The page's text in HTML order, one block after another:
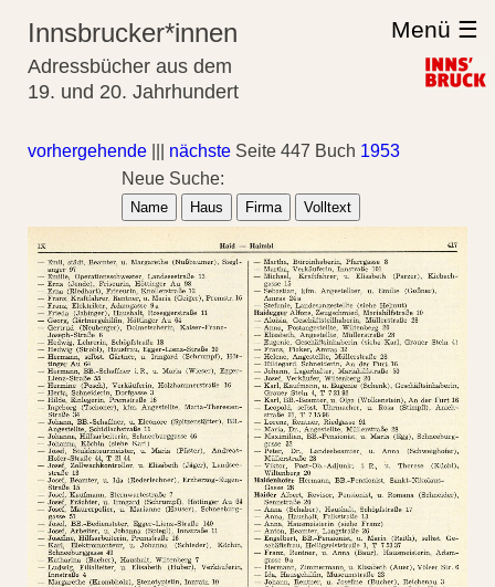
Innsbrucker*innen
Adressbücher aus dem
19. und 20. Jahrhundert
Menü ☰
vorhergehende nächste Seite 447 Buch 1953
Neue Suche:
Name Haus Firma Volltext